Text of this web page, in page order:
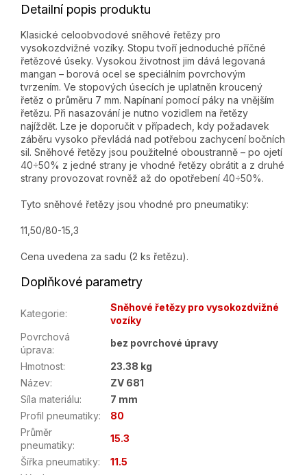
Detailní popis produktu
Klasické celoobvodové sněhové řetězy pro
vysokozdvižné vozíky. Stopu tvoří jednoduché příčné
řetězové úseky. Vysokou životnost jim dává legovaná
mangan – borová ocel se speciálním povrchovým
tvrzením. Ve stopových úsecích je uplatněn kroucený
řetěz o průměru 7 mm. Napínaní pomocí páky na vnějším
řetězu. Při nasazování je nutno vozidlem na řetězy
najíždět. Lze je doporučit v případech, kdy požadavek
záběru vysoko převládá nad potřebou zachycení bočních
sil. Sněhové řetězy jsou použitelné oboustranně – po ojetí
40÷50% z jedné strany je vhodné řetězy obrátit a z druhé
strany provozovat rovněž až do opotřebení 40÷50%.
Tyto sněhové řetězy jsou vhodné pro pneumatiky:
11,50/80-15,3
Cena uvedena za sadu (2 ks řetězu).
Doplňkové parametry
Kategorie:
Sněhové řetězy pro vysokozdvižné
vozíky
Povrchová
úprava:
bez povrchové úpravy
Hmotnost:
23.38 kg
Název:
ZV 681
Síla materiálu:
7 mm
Profil pneumatiky:
80
Průměr
pneumatiky:
15.3
Šířka pneumatiky:
11.5